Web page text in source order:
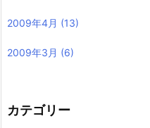
2009年4月 (13)
2009年3月 (6)
カテゴリー